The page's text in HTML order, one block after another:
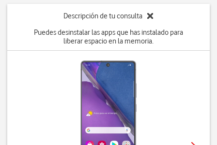
Descripción de tu consulta
Puedes desinstalar las apps que has instalado para
liberar espacio en la memoria.